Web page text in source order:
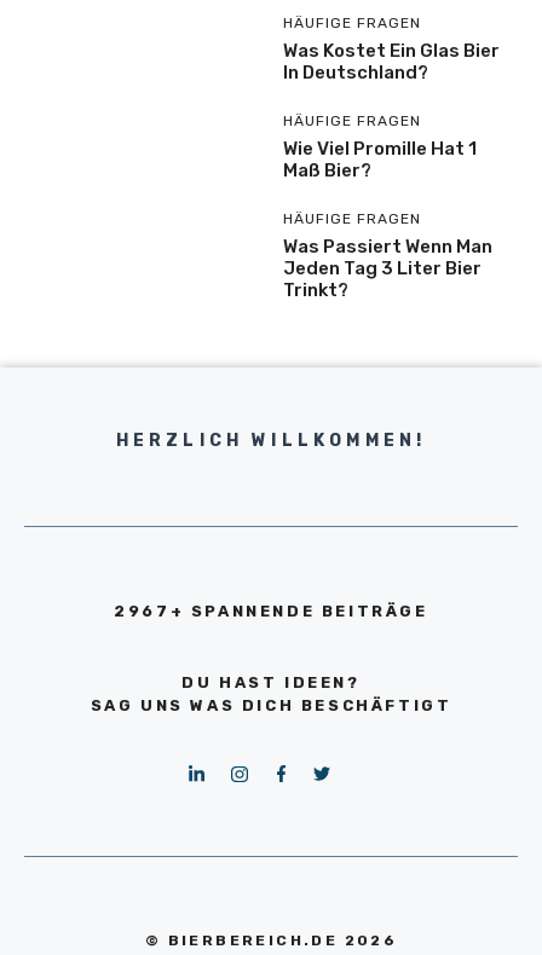
HÄUFIGE FRAGEN
Was Kostet Ein Glas Bier
In Deutschland?
HÄUFIGE FRAGEN
Wie Viel Promille Hat 1
Maß Bier?
HÄUFIGE FRAGEN
Was Passiert Wenn Man
Jeden Tag 3 Liter Bier
Trinkt?
HERZLICH WILLKOMMEN!
2967+ SPANNENDE BEITRÄGE
DU HAST IDEEN?
SAG UNS WAS DICH BESCHÄFTIGT
© BIERBEREICH.DE 2026